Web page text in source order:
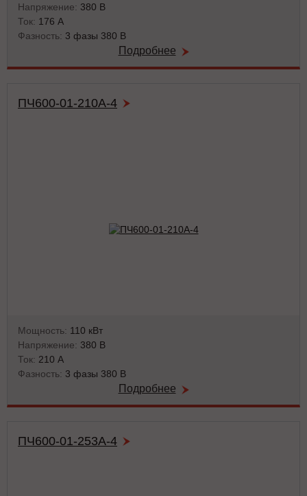
Напряжение: 380 В
Ток: 176 А
Фазность: 3 фазы 380 В
Подробнее
ПЧ600-01-210А-4
Мощность: 110 кВт
Напряжение: 380 В
Ток: 210 А
Фазность: 3 фазы 380 В
Подробнее
ПЧ600-01-253А-4